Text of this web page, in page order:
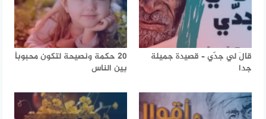
قالَ لي جدّي – قصيدة جميلة
جدا
20 حكمة ونصيحة لتكون محبوباً
بين الناس